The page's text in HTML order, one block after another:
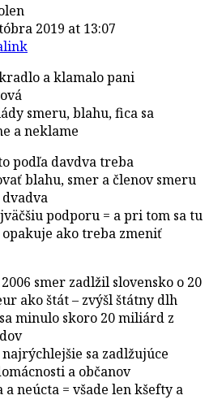
2019 at 13:07
a klamalo pani
smeru, blahu, fica sa
a neklame
podľa davdva treba
blahu, smer a členov smeru
podporu = a pri tom sa tu
ako treba zmeniť
smer zadlžil slovensko o 20
ako štát – zvýšl štátny dlh
minulo skoro 20 miliárd z
najrýchlejšie sa zadlžujúce
a občanov
a neúcta = všade len kšefty a